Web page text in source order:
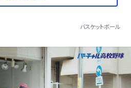
バスケットボール